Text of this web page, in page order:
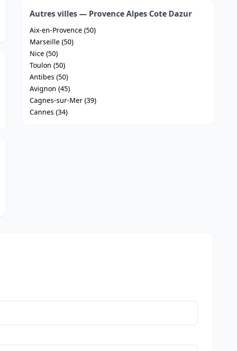
Autres villes — Provence Alpes Cote Dazur
Aix-en-Provence (50)
Marseille (50)
Nice (50)
Toulon (50)
Antibes (50)
Avignon (45)
Cagnes-sur-Mer (39)
Cannes (34)